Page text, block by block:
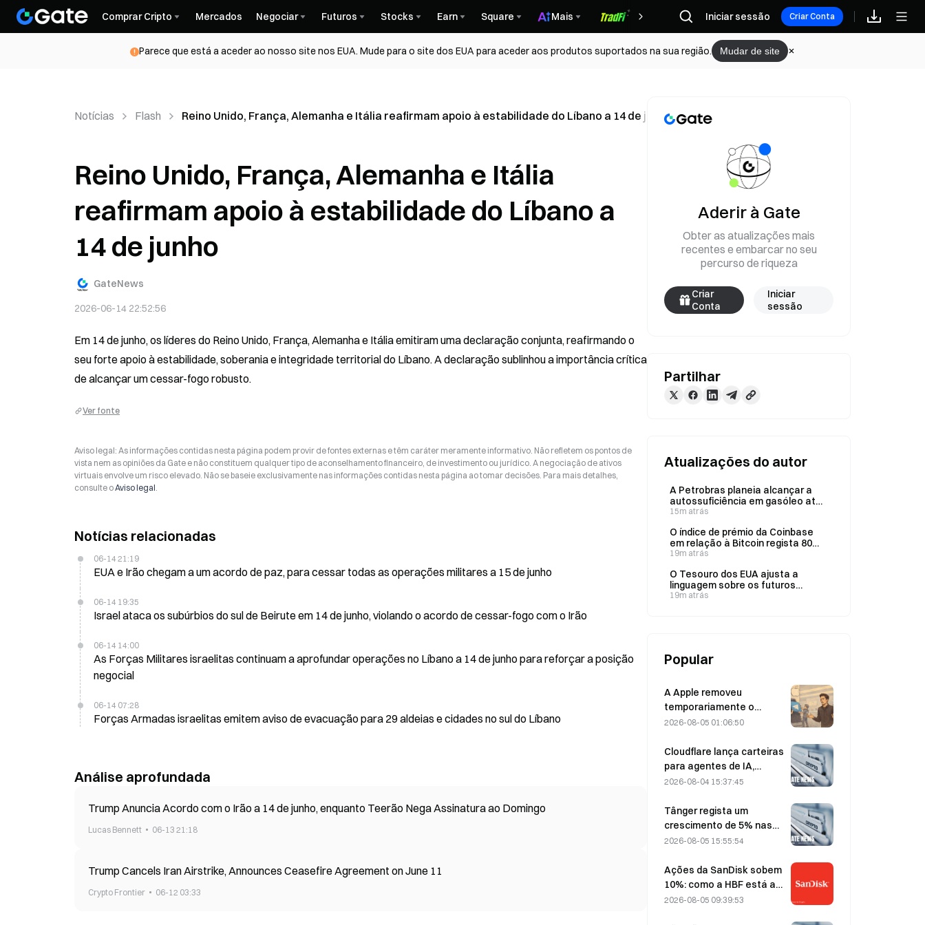
Comprar Cripto Mercados Negociar Futuros Stocks Earn Square Mais Recompensas
Iniciar sessão Criar Conta
Parece que está a aceder ao nosso site nos EUA. Mude para o site dos EUA para aceder aos produtos suportados na sua região. Mudar de site
Notícias Flash Reino Unido, França, Alemanha e Itália reafirmam apoio à estabilidade do Líbano a 14 de junho
Reino Unido, França, Alemanha e Itália
reafirmam apoio à estabilidade do Líbano a
14 de junho
GateNews
2026-06-14 22:52:56
Em 14 de junho, os líderes do Reino Unido, França, Alemanha e Itália emitiram uma declaração conjunta, reafirmando o
seu forte apoio à estabilidade, soberania e integridade territorial do Líbano. A declaração sublinhou a importância crítica
de alcançar um cessar-fogo robusto.
Ver fonte
Aviso legal: As informações contidas nesta página podem provir de fontes externas e têm caráter meramente informativo. Não refletem os pontos de
vista nem as opiniões da Gate e não constituem qualquer tipo de aconselhamento financeiro, de investimento ou jurídico. A negociação de ativos
virtuais envolve um risco elevado. Não se baseie exclusivamente nas informações contidas nesta página ao tomar decisões. Para mais detalhes,
consulte oAviso legal.
Notícias relacionadas
06-14 21:19
EUA e Irão chegam a um acordo de paz, para cessar todas as operações militares a 15 de junho
06-14 19:35
Israel ataca os subúrbios do sul de Beirute em 14 de junho, violando o acordo de cessar-fogo com o Irão
06-14 14:00
As Forças Militares israelitas continuam a aprofundar operações no Líbano a 14 de junho para reforçar a posição
negocial
06-14 07:28
Forças Armadas israelitas emitem aviso de evacuação para 29 aldeias e cidades no sul do Líbano
Análise aprofundada
Trump Anuncia Acordo com o Irão a 14 de junho, enquanto Teerão Nega Assinatura ao Domingo
Lucas Bennett 06-13 21:18
Trump Cancels Iran Airstrike, Announces Ceasefire Agreement on June 11
Crypto Frontier 06-12 03:33
Aderir à Gate
Obter as atualizações mais
recentes e embarcar no seu
percurso de riqueza
Criar
Conta
Iniciar
sessão
Partilhar
Atualizações do autor
A Petrobras planeia alcançar a
autossuficiência em gasóleo até
2031 através do seu programa de
15m atrás
O índice de prémio da Coinbase
em relação à Bitcoin regista 80
dias consecutivos em terreno
de sempre
19m atrás
O Tesouro dos EUA ajusta a
linguagem sobre os futuros
montantes dos leilões de dívida,
19m atrás
Popular
A Apple removeu
temporariamente o
Telegram devido a
sexual infantil (CSAM);
Durov rejeitou a alegação,
afirmando que se tratou
segurança»
2026-08-05 01:06:50
Cloudflare lança carteiras
para agentes de IA,
permitindo pagamentos
API, a 4 de agosto
2026-08-04 15:37:45
Tânger regista um
crescimento de 5% nas
vendas, impulsionado pelo
Campeonato do Mundo
em junho e julho.
2026-08-05 15:55:54
Ações da SanDisk sobem
10%: como a HBF está a
iniciar um novo ciclo de
2026-08-05 09:39:53